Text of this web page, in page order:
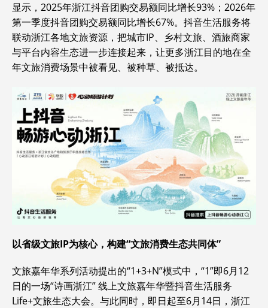
显示，2025年浙江抖音团购交易额同比增长93%；2026年
第一季度抖音团购交易额同比增长67%。抖音生活服务将
联动浙江各地文旅资源，把城市IP、乡村文旅、酒旅商家
与平台内容生态进一步连接起来，让更多浙江目的地在全
年文旅消费场景中被看见、被种草、被抵达。
以省级文旅IP为核心，构建“文旅消费生态共同体”
文旅嘉年华系列活动提出的“1+3+N”模式中，“1”即6月12
日的一场“诗画浙江” 线上文旅嘉年华暨抖音生活服务
Life+文旅生态大会。与此同时，即日起至6月14日，浙江